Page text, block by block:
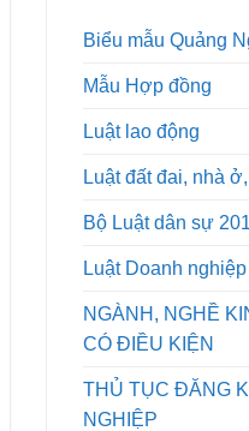
Biểu mẫu Quảng
Mẫu Hợp đồng
Luật lao động
Luật đất đai, nhà
Bộ Luật dân sự
Luật Doanh nghiệp
NGÀNH, NGHỀ
CÓ ĐIỀU KIỆN
THỦ TỤC ĐĂNG
NGHIỆP